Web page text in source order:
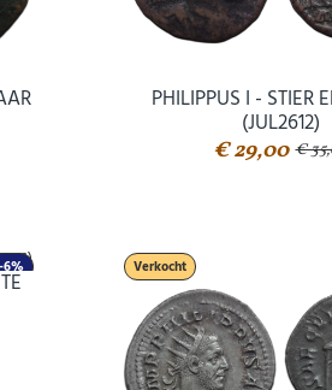
PHILIPPUS I - STIER
(JUL2612)
€ 29,00 €
-6% Verkocht